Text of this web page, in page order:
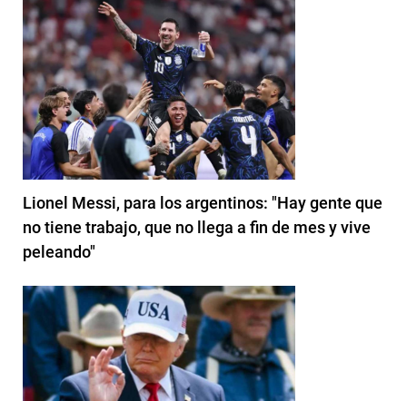
Lionel Messi, para los argentinos: "Hay gente que
no tiene trabajo, que no llega a fin de mes y vive
peleando"